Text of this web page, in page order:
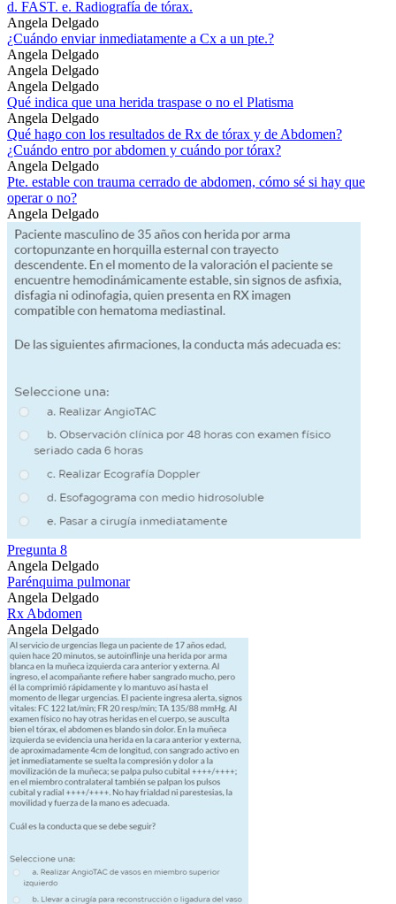
d. FAST. e. Radiografía de tórax.
Angela Delgado
¿Cuándo enviar inmediatamente a Cx a un pte.?
Angela Delgado
Angela Delgado
Angela Delgado
Qué indica que una herida traspase o no el Platisma
Angela Delgado
Qué hago con los resultados de Rx de tórax y de Abdomen?
¿Cuándo entro por abdomen y cuándo por tórax?
Angela Delgado
Pte. estable con trauma cerrado de abdomen, cómo sé si hay que
operar o no?
Angela Delgado
Pregunta 8
Angela Delgado
Parénquima pulmonar
Angela Delgado
Rx Abdomen
Angela Delgado